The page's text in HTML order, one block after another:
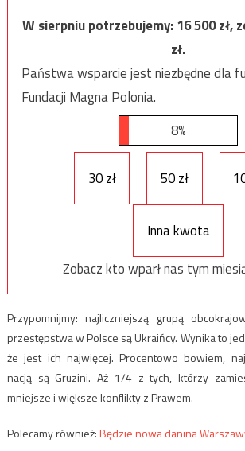
W sierpniu potrzebujemy:16 500zł,
zł.
Państwa wsparcie jest niezbędne dla
Fundacji Magna Polonia.
8%
30 zł 50 zł
Inna kwota
Zobacz kto wparł nas tym
Przypomnijmy: najliczniejszą grupą
przestępstwa w Polsce są Ukraińcy. Wynika to
że jest ich najwięcej. Procentowo bowiem,
nacją są Gruzini. Aż 1/4 z tych, którzy
mniejsze i większe konflikty z Prawem.
Polecamy również:Będzie nowa danina